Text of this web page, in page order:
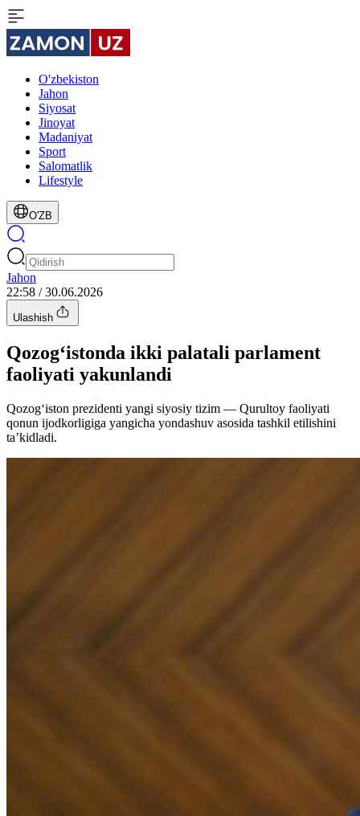
O'zbekiston
Jahon
Siyosat
Jinoyat
Madaniyat
Sport
Salomatlik
Lifestyle
O'ZB
Jahon
22:58 / 30.06.2026
Ulashish
Qozog‘istonda ikki palatali parlament
faoliyati yakunlandi
Qozog‘iston prezidenti yangi siyosiy tizim — Qurultoy faoliyati
qonun ijodkorligiga yangicha yondashuv asosida tashkil etilishini
ta’kidladi.